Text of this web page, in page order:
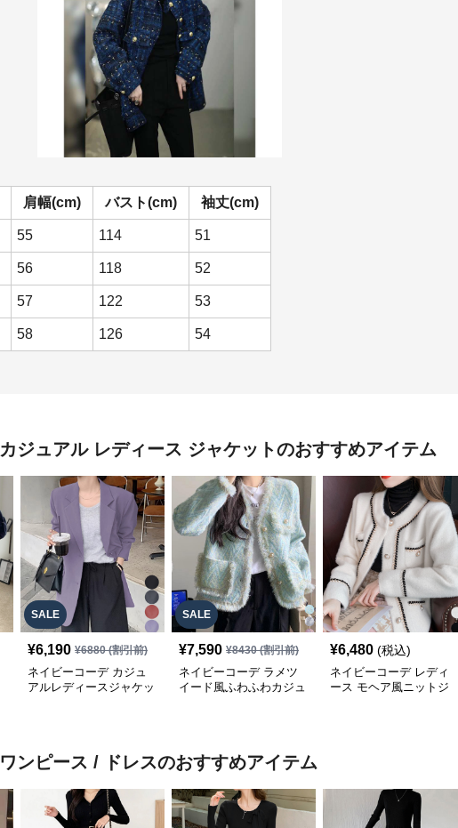
肩幅(cm) バスト(cm) 袖丈(cm)
55 114 51
56 118 52
57 122 53
58 126 54
カジュアル レディース ジャケットのおすすめアイテム
SALE
¥6,190 ¥6880(割引前)
ネイビーコーデ カジュ
アルレディースジャケッ
SALE
¥7,590 ¥8430(割引前)
ネイビーコーデ ラメツ
イード風ふわふわカジュ
¥6,480 (税込)
ネイビーコーデ レディ
ース モヘア風ニットジ
ワンピース / ドレスのおすすめアイテム